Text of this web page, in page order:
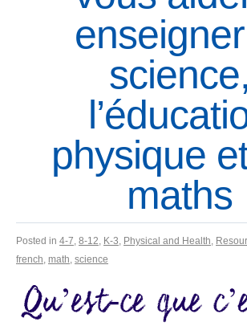
science,
physique
maths
Posted in 4-7, 8-12, K-3, Physical and Health,
french, math, science